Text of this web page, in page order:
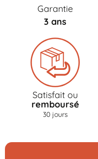
Garantie
3 ans
Satisfait ou
remboursé
30 jours